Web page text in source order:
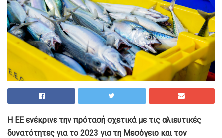
H EE ενέκρινε την πρότασή σχετικά με τις αλιευτικές
δυνατότητες για το 2023 για τη Μεσόγειο και τον